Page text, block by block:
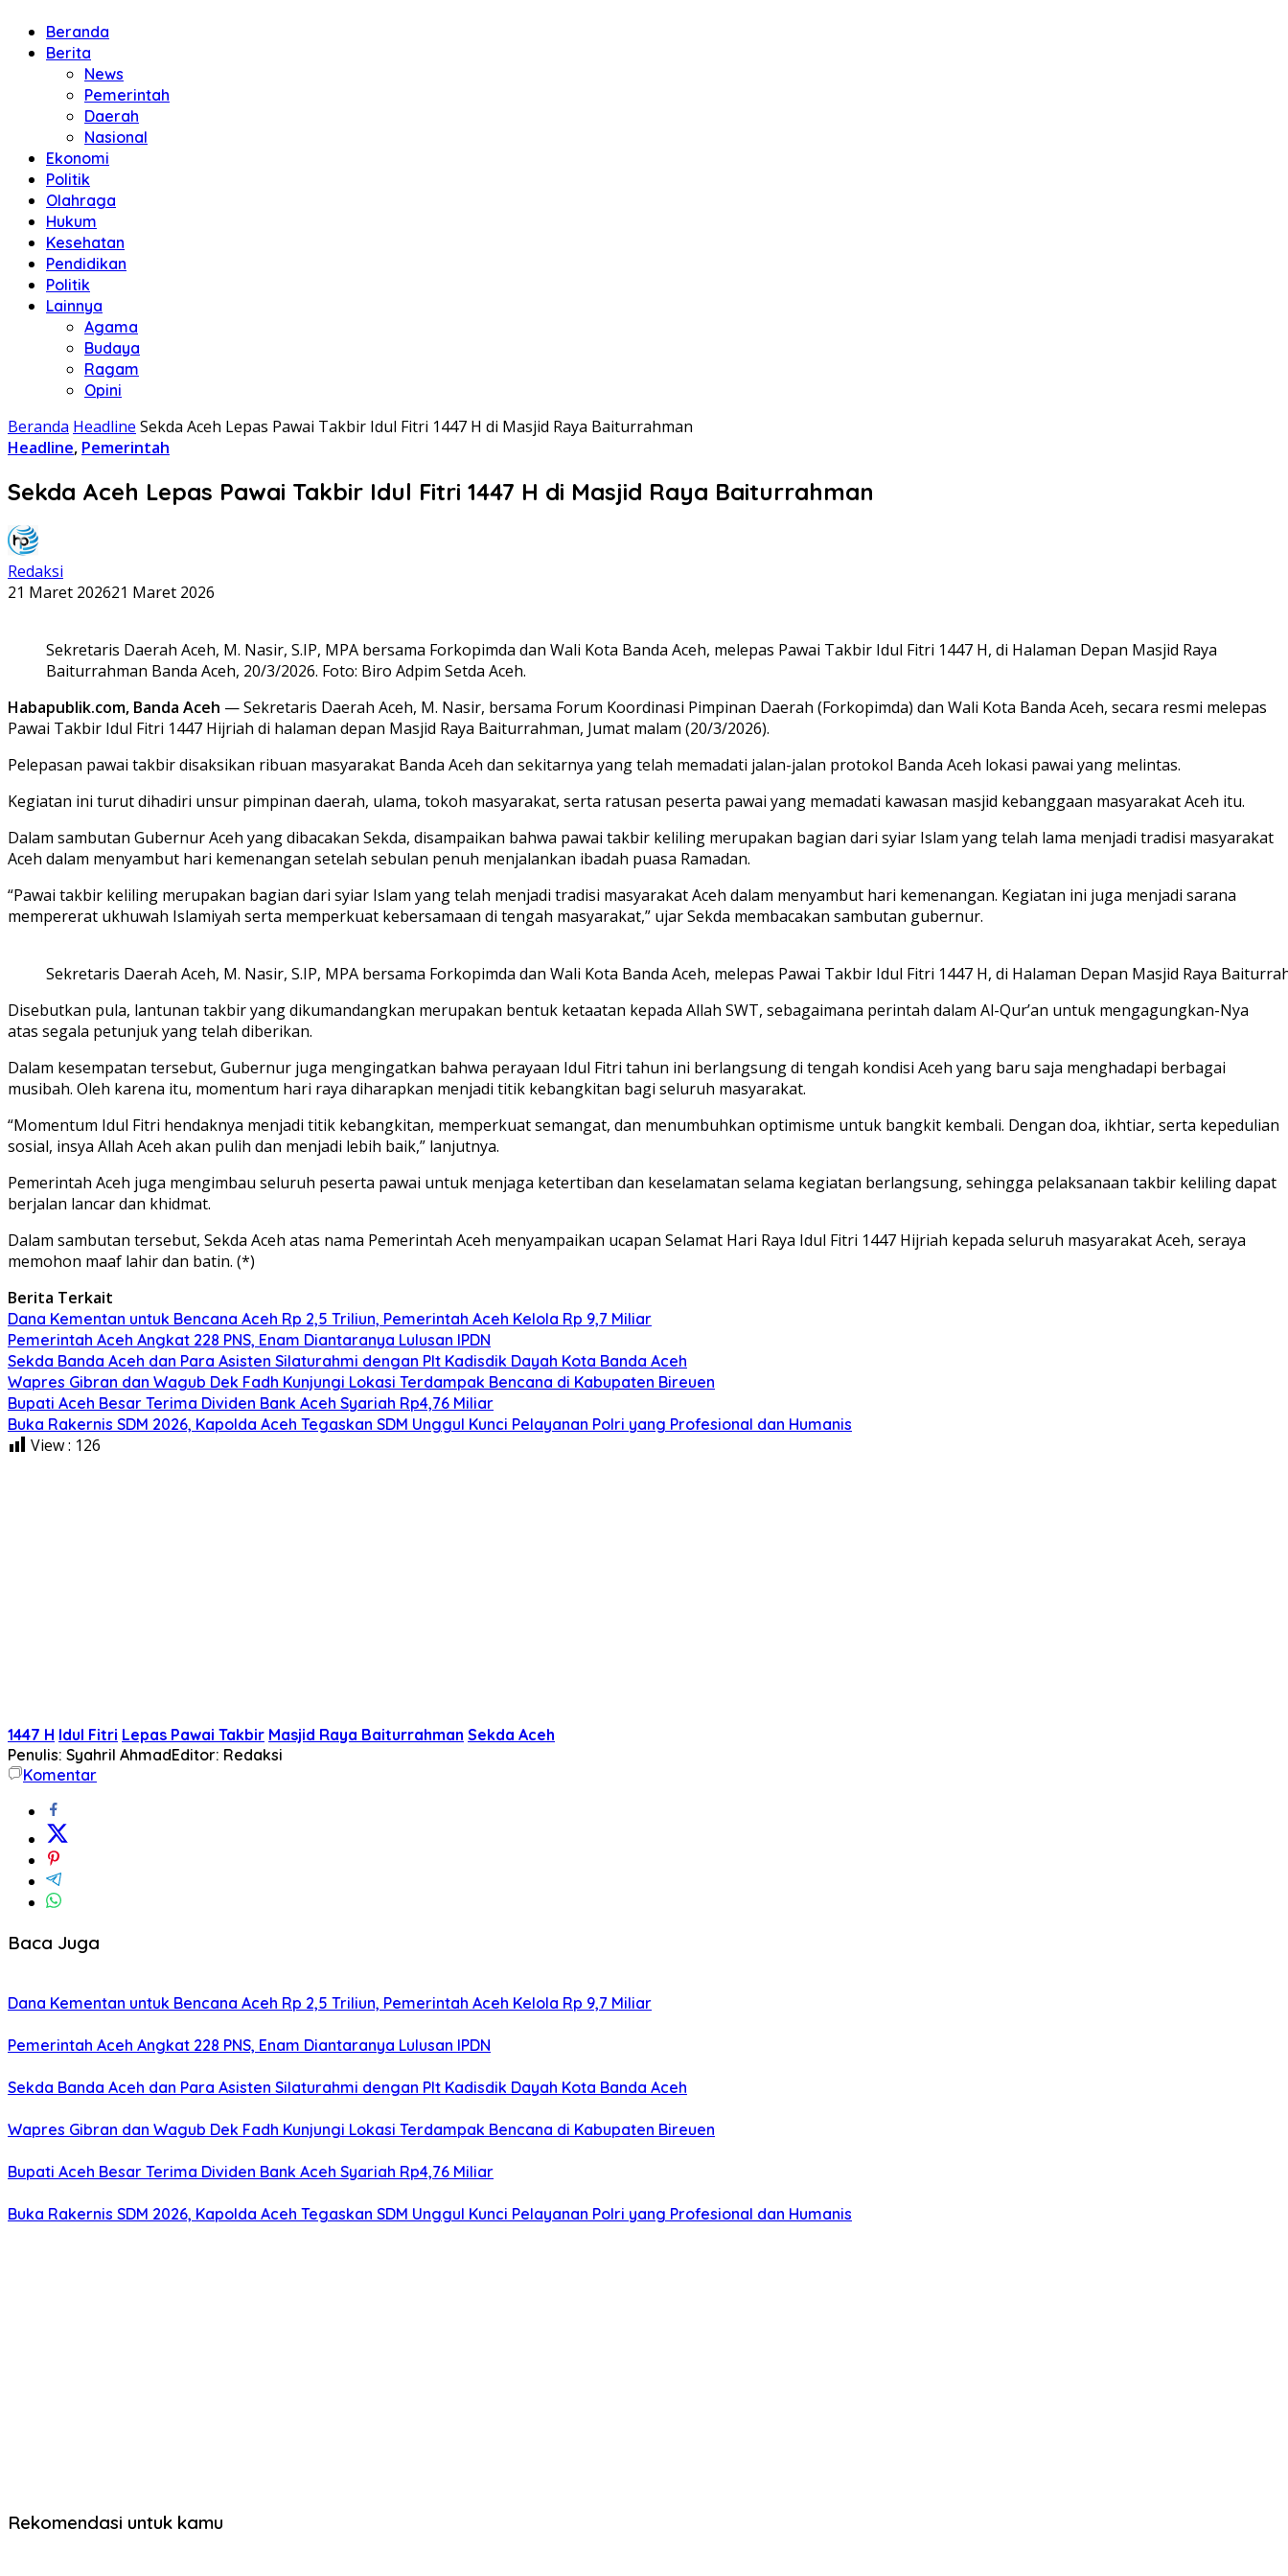
Beranda
Berita
News
Pemerintah
Daerah
Nasional
Ekonomi
Politik
Olahraga
Hukum
Kesehatan
Pendidikan
Politik
Lainnya
Agama
Budaya
Ragam
Opini
Beranda Headline Sekda Aceh Lepas Pawai Takbir Idul Fitri 1447 H di Masjid Raya Baiturrahman
Headline, Pemerintah
Sekda Aceh Lepas Pawai Takbir Idul Fitri 1447 H di Masjid Raya Baiturrahman
Redaksi
21 Maret 202621 Maret 2026
Sekretaris Daerah Aceh, M. Nasir, S.IP, MPA bersama Forkopimda dan Wali Kota Banda Aceh, melepas Pawai Takbir Idul Fitri 1447 H, di Halaman Depan Masjid Raya
Baiturrahman Banda Aceh, 20/3/2026. Foto: Biro Adpim Setda Aceh.
Habapublik.com, Banda Aceh — Sekretaris Daerah Aceh, M. Nasir, bersama Forum Koordinasi Pimpinan Daerah (Forkopimda) dan Wali Kota Banda Aceh, secara resmi melepas
Pawai Takbir Idul Fitri 1447 Hijriah di halaman depan Masjid Raya Baiturrahman, Jumat malam (20/3/2026).
Pelepasan pawai takbir disaksikan ribuan masyarakat Banda Aceh dan sekitarnya yang telah memadati jalan-jalan protokol Banda Aceh lokasi pawai yang melintas.
Kegiatan ini turut dihadiri unsur pimpinan daerah, ulama, tokoh masyarakat, serta ratusan peserta pawai yang memadati kawasan masjid kebanggaan masyarakat Aceh itu.
Dalam sambutan Gubernur Aceh yang dibacakan Sekda, disampaikan bahwa pawai takbir keliling merupakan bagian dari syiar Islam yang telah lama menjadi tradisi masyarakat
Aceh dalam menyambut hari kemenangan setelah sebulan penuh menjalankan ibadah puasa Ramadan.
“Pawai takbir keliling merupakan bagian dari syiar Islam yang telah menjadi tradisi masyarakat Aceh dalam menyambut hari kemenangan. Kegiatan ini juga menjadi sarana
mempererat ukhuwah Islamiyah serta memperkuat kebersamaan di tengah masyarakat,” ujar Sekda membacakan sambutan gubernur.
Sekretaris Daerah Aceh, M. Nasir, S.IP, MPA bersama Forkopimda dan Wali Kota Banda Aceh, melepas Pawai Takbir Idul Fitri 1447 H, di Halaman Depan Masjid Raya
Disebutkan pula, lantunan takbir yang dikumandangkan merupakan bentuk ketaatan kepada Allah SWT, sebagaimana perintah dalam Al-Qur’an untuk mengagungkan-Nya
atas segala petunjuk yang telah diberikan.
Dalam kesempatan tersebut, Gubernur juga mengingatkan bahwa perayaan Idul Fitri tahun ini berlangsung di tengah kondisi Aceh yang baru saja menghadapi berbagai
musibah. Oleh karena itu, momentum hari raya diharapkan menjadi titik kebangkitan bagi seluruh masyarakat.
“Momentum Idul Fitri hendaknya menjadi titik kebangkitan, memperkuat semangat, dan menumbuhkan optimisme untuk bangkit kembali. Dengan doa, ikhtiar, serta kepedulian
sosial, insya Allah Aceh akan pulih dan menjadi lebih baik,” lanjutnya.
Pemerintah Aceh juga mengimbau seluruh peserta pawai untuk menjaga ketertiban dan keselamatan selama kegiatan berlangsung, sehingga pelaksanaan takbir keliling dapat
berjalan lancar dan khidmat.
Dalam sambutan tersebut, Sekda Aceh atas nama Pemerintah Aceh menyampaikan ucapan Selamat Hari Raya Idul Fitri 1447 Hijriah kepada seluruh masyarakat Aceh, seraya
memohon maaf lahir dan batin. (*)
Berita Terkait
Dana Kementan untuk Bencana Aceh Rp 2,5 Triliun, Pemerintah Aceh Kelola Rp 9,7 Miliar
Pemerintah Aceh Angkat 228 PNS, Enam Diantaranya Lulusan IPDN
Sekda Banda Aceh dan Para Asisten Silaturahmi dengan Plt Kadisdik Dayah Kota Banda Aceh
Wapres Gibran dan Wagub Dek Fadh Kunjungi Lokasi Terdampak Bencana di Kabupaten Bireuen
Bupati Aceh Besar Terima Dividen Bank Aceh Syariah Rp4,76 Miliar
Buka Rakernis SDM 2026, Kapolda Aceh Tegaskan SDM Unggul Kunci Pelayanan Polri yang Profesional dan Humanis
View : 126
1447 H Idul Fitri Lepas Pawai Takbir Masjid Raya Baiturrahman Sekda Aceh
Penulis: Syahril AhmadEditor: Redaksi
Komentar
Baca Juga
Dana Kementan untuk Bencana Aceh Rp 2,5 Triliun, Pemerintah Aceh Kelola Rp 9,7 Miliar
Pemerintah Aceh Angkat 228 PNS, Enam Diantaranya Lulusan IPDN
Sekda Banda Aceh dan Para Asisten Silaturahmi dengan Plt Kadisdik Dayah Kota Banda Aceh
Wapres Gibran dan Wagub Dek Fadh Kunjungi Lokasi Terdampak Bencana di Kabupaten Bireuen
Bupati Aceh Besar Terima Dividen Bank Aceh Syariah Rp4,76 Miliar
Buka Rakernis SDM 2026, Kapolda Aceh Tegaskan SDM Unggul Kunci Pelayanan Polri yang Profesional dan Humanis
Rekomendasi untuk kamu